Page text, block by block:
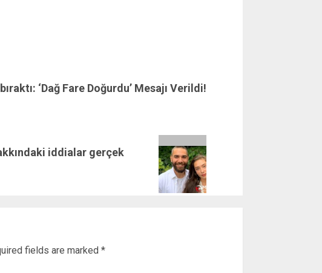
‘Dağ Fare Doğurdu’ Mesajı Verildi!
iddialar gerçek
fields are marked *